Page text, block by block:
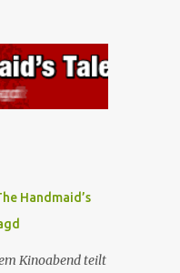
Handmaid’s
Kinoabend teilt